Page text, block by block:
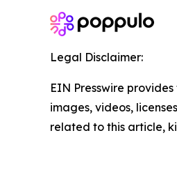
Legal Disclaimer:
EIN Presswire
images, videos,
related to this article,